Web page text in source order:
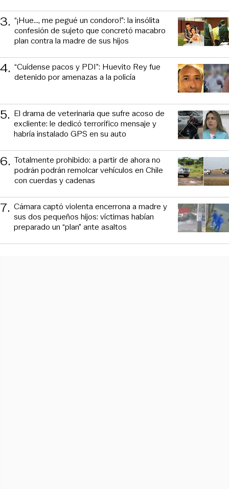
3. “¡Hue..., me pegué un condoro!”: la insólita
confesión de sujeto que concretó macabro
plan contra la madre de sus hijos
4. “Cuídense pacos y PDI”: Huevito Rey fue
detenido por amenazas a la policía
5. El drama de veterinaria que sufre acoso de
excliente: le dedicó terrorífico mensaje y
habría instalado GPS en su auto
6. Totalmente prohibido: a partir de ahora no
podrán podrán remolcar vehículos en Chile
con cuerdas y cadenas
7. Cámara captó violenta encerrona a madre y
sus dos pequeños hijos: víctimas habían
preparado un “plan” ante asaltos